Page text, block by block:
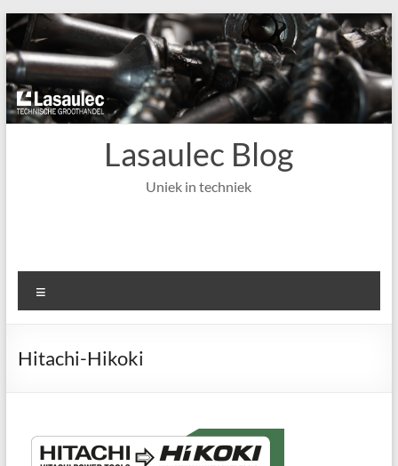
Ga
naar
de
inhoud
Lasaulec Blog
Uniek in techniek
Hitachi-Hikoki